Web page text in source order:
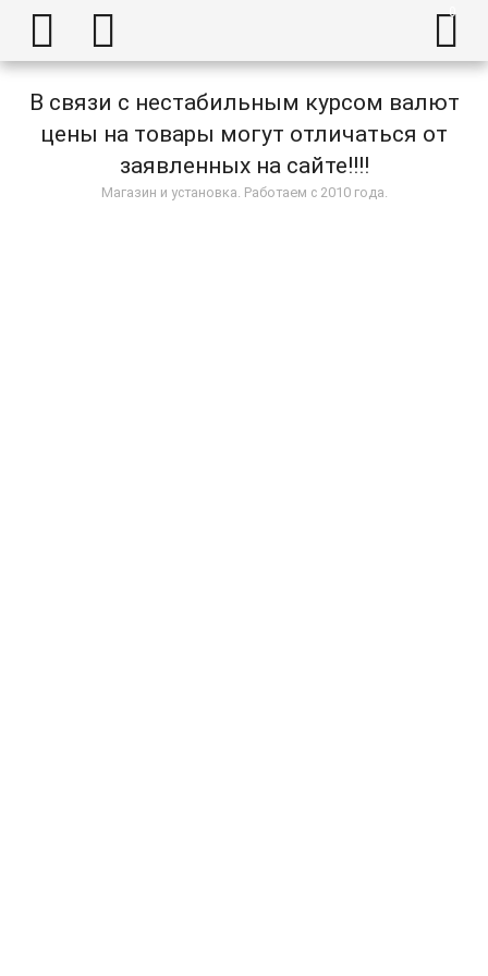
  
В связи с нестабильным курсом валют
цены на товары могут отличаться от
заявленных на сайте!!!!
Магазин и установка. Работаем с 2010 года.